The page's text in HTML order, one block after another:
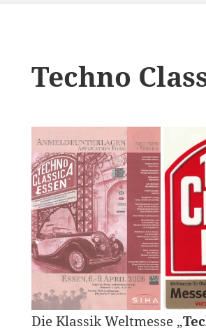
Techno
Die Klassik Weltmesse „